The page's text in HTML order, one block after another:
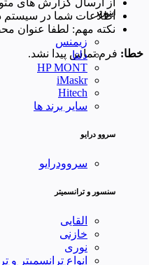
اینورتر
زیمنس
دلتا
HP MONT
iMaskr
Hitech
سایر برند ها
سروو درایو
سروودرایو
سنسور و ترانسمیتر
القایی
خازنی
نوری
انواع ترانسمیتر و
اطلاعات شما در سیستم
نکته مهم: لطفا عنوان
خطا: فرم تماس پیدا نشد.